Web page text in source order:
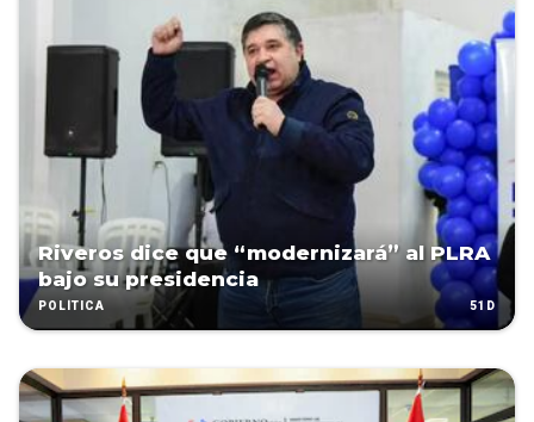
Riveros dice que “modernizará” al PLRA
bajo su presidencia
POLÍTICA 51D